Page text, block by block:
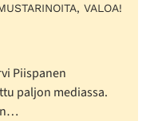
VALOA!
Piispanen
paljon mediassa.